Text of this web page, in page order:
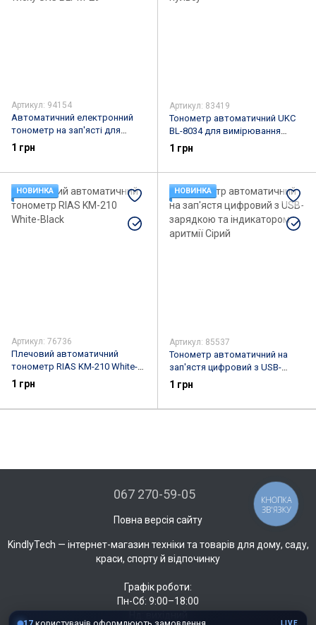
Артикул: 94154
Автоматичний електронний
тонометр на зап'ясті для
вимірювання тиску UKC BLPM-
1 грн
Артикул: 83419
Тонометр автоматичний UKC
BL-8034 для вимірювання
тиску та пульсу
1 грн
НОВИНКА
Артикул: 76736
Плечовий автоматичний
тонометр RIAS KM-210 White-
Black
1 грн
НОВИНКА
Артикул: 85537
Тонометр автоматичний на
зап'ястя цифровий з USB-
зарядкою та індикатором
аритмії Сірий
1 грн
067 270-59-05
Повна версія сайту
KindlyTech — інтернет-магазин техніки та товарів для дому, саду,
краси, спорту й відпочинку
Графік роботи:
Пн-Сб: 9:00–18:00
LIVE
КНОПКА
ЗВ'ЯЗКУ